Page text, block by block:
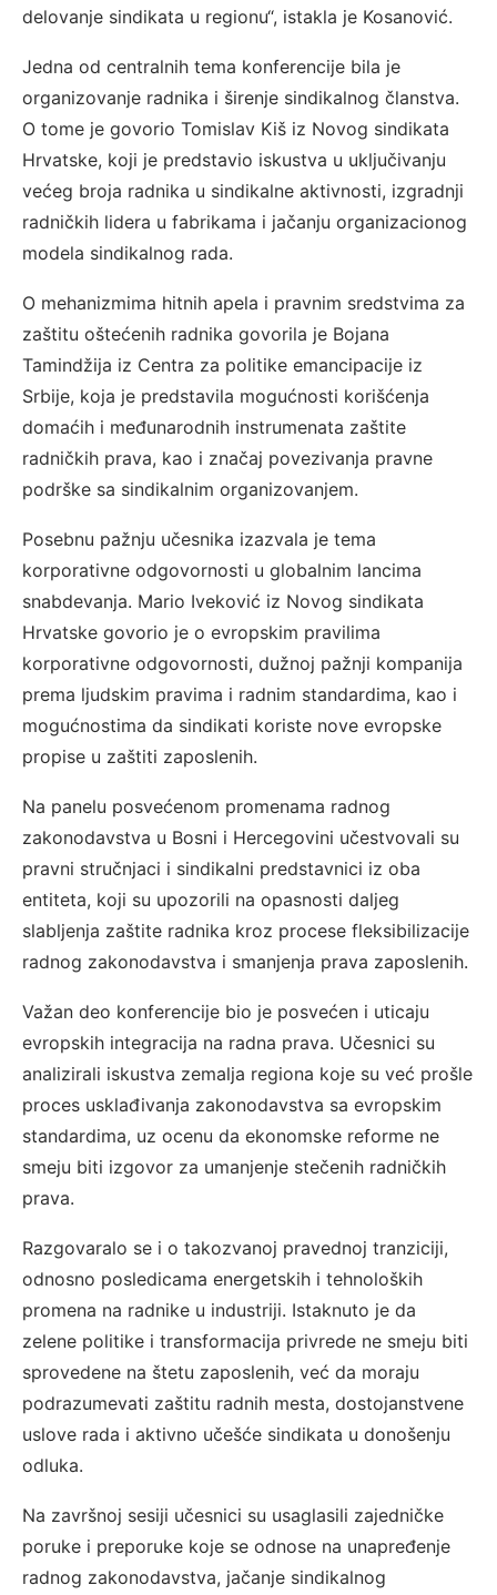
delovanje sindikata u regionu“, istakla je Kosanović.
Jedna od centralnih tema konferencije bila je
organizovanje radnika i širenje sindikalnog članstva.
O tome je govorio Tomislav Kiš iz Novog sindikata
Hrvatske, koji je predstavio iskustva u uključivanju
većeg broja radnika u sindikalne aktivnosti, izgradnji
radničkih lidera u fabrikama i jačanju organizacionog
modela sindikalnog rada.
O mehanizmima hitnih apela i pravnim sredstvima za
zaštitu oštećenih radnika govorila je Bojana
Tamindžija iz Centra za politike emancipacije iz
Srbije, koja je predstavila mogućnosti korišćenja
domaćih i međunarodnih instrumenata zaštite
radničkih prava, kao i značaj povezivanja pravne
podrške sa sindikalnim organizovanjem.
Posebnu pažnju učesnika izazvala je tema
korporativne odgovornosti u globalnim lancima
snabdevanja. Mario Iveković iz Novog sindikata
Hrvatske govorio je o evropskim pravilima
korporativne odgovornosti, dužnoj pažnji kompanija
prema ljudskim pravima i radnim standardima, kao i
mogućnostima da sindikati koriste nove evropske
propise u zaštiti zaposlenih.
Na panelu posvećenom promenama radnog
zakonodavstva u Bosni i Hercegovini učestvovali su
pravni stručnjaci i sindikalni predstavnici iz oba
entiteta, koji su upozorili na opasnosti daljeg
slabljenja zaštite radnika kroz procese fleksibilizacije
radnog zakonodavstva i smanjenja prava zaposlenih.
Važan deo konferencije bio je posvećen i uticaju
evropskih integracija na radna prava. Učesnici su
analizirali iskustva zemalja regiona koje su već prošle
proces usklađivanja zakonodavstva sa evropskim
standardima, uz ocenu da ekonomske reforme ne
smeju biti izgovor za umanjenje stečenih radničkih
prava.
Razgovaralo se i o takozvanoj pravednoj tranziciji,
odnosno posledicama energetskih i tehnoloških
promena na radnike u industriji. Istaknuto je da
zelene politike i transformacija privrede ne smeju biti
sprovedene na štetu zaposlenih, već da moraju
podrazumevati zaštitu radnih mesta, dostojanstvene
uslove rada i aktivno učešće sindikata u donošenju
odluka.
Na završnoj sesiji učesnici su usaglasili zajedničke
poruke i preporuke koje se odnose na unapređenje
radnog zakonodavstva, jačanje sindikalnog